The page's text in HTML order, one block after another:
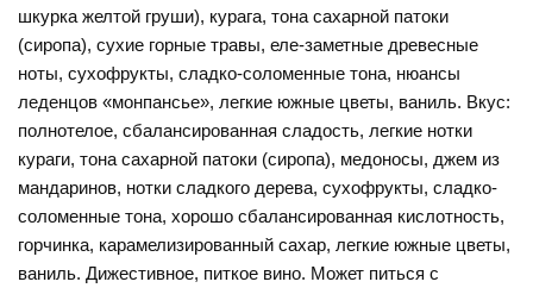
шкурка желтой груши), курага, тона сахарной патоки
(сиропа), сухие горные травы, еле-заметные древесные
ноты, сухофрукты, сладко-соломенные тона, нюансы
леденцов «монпансье», легкие южные цветы, ваниль. Вкус:
полнотелое, сбалансированная сладость, легкие нотки
кураги, тона сахарной патоки (сиропа), медоносы, джем из
мандаринов, нотки сладкого дерева, сухофрукты, сладко-
соломенные тона, хорошо сбалансированная кислотность,
горчинка, карамелизированный сахар, легкие южные цветы,
ваниль. Дижестивное, питкое вино. Может питься с